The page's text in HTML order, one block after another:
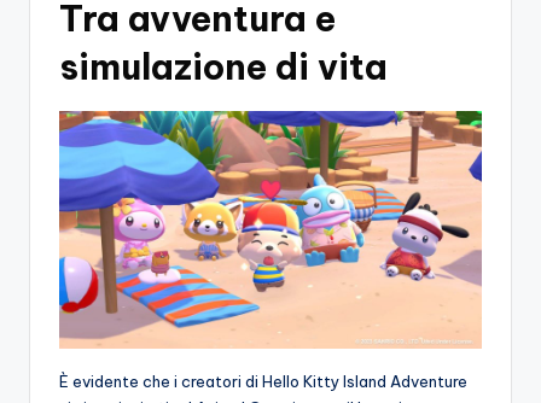
Tra avventura e
simulazione di vita
È evidente che i creatori di Hello Kitty Island Adventure